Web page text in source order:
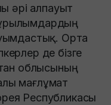
әрі алпауыт
Орта
де бізге
облысының
мағлұмат
Республикасы